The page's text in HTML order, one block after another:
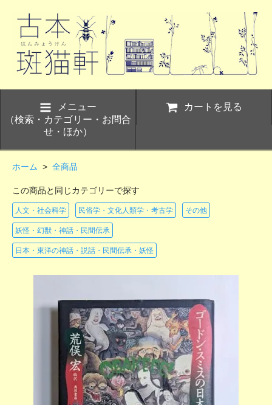
メニュー
（検索・カテゴリー・お問合
せ・ほか）
カートを見る
ホーム > 全商品
この商品と同じカテゴリーで探す
人文・社会科学 民俗学・文化人類学・考古学 その他
妖怪・幻獣・神話・民間伝承
日本・東洋の神話・説話・民間伝承・妖怪